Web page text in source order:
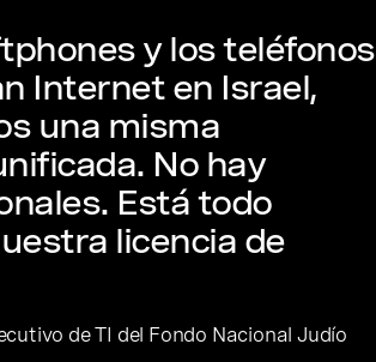
y los teléfonos
Internet en Israel,
una misma
No hay
Está todo
licencia de
de TI del Fondo Nacional Judío